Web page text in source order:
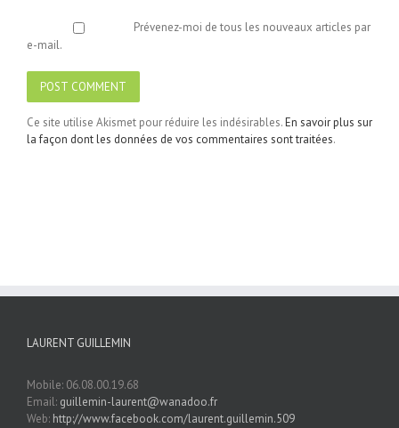
Prévenez-moi de tous les nouveaux articles par
e-mail.
Ce site utilise Akismet pour réduire les indésirables.En savoir plus sur
la façon dont les données de vos commentaires sont traitées.
LAURENT GUILLEMIN
Mobile: 06.08.00.19.68
Email: guillemin-laurent@wanadoo.fr
Web: http://www.facebook.com/laurent.guillemin.509